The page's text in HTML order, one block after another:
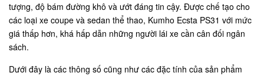
tượng, độ bám đường khô và ướt đáng tin cậy. Được chế tạo cho
các loại xe coupe và sedan thể thao, Kumho Ecsta PS31 với mức
giá thấp hơn, khá hấp dẫn những người lái xe cần cân đối ngân
sách.
Dưới đây là các thông số cũng như các đặc tính của sản phẩm